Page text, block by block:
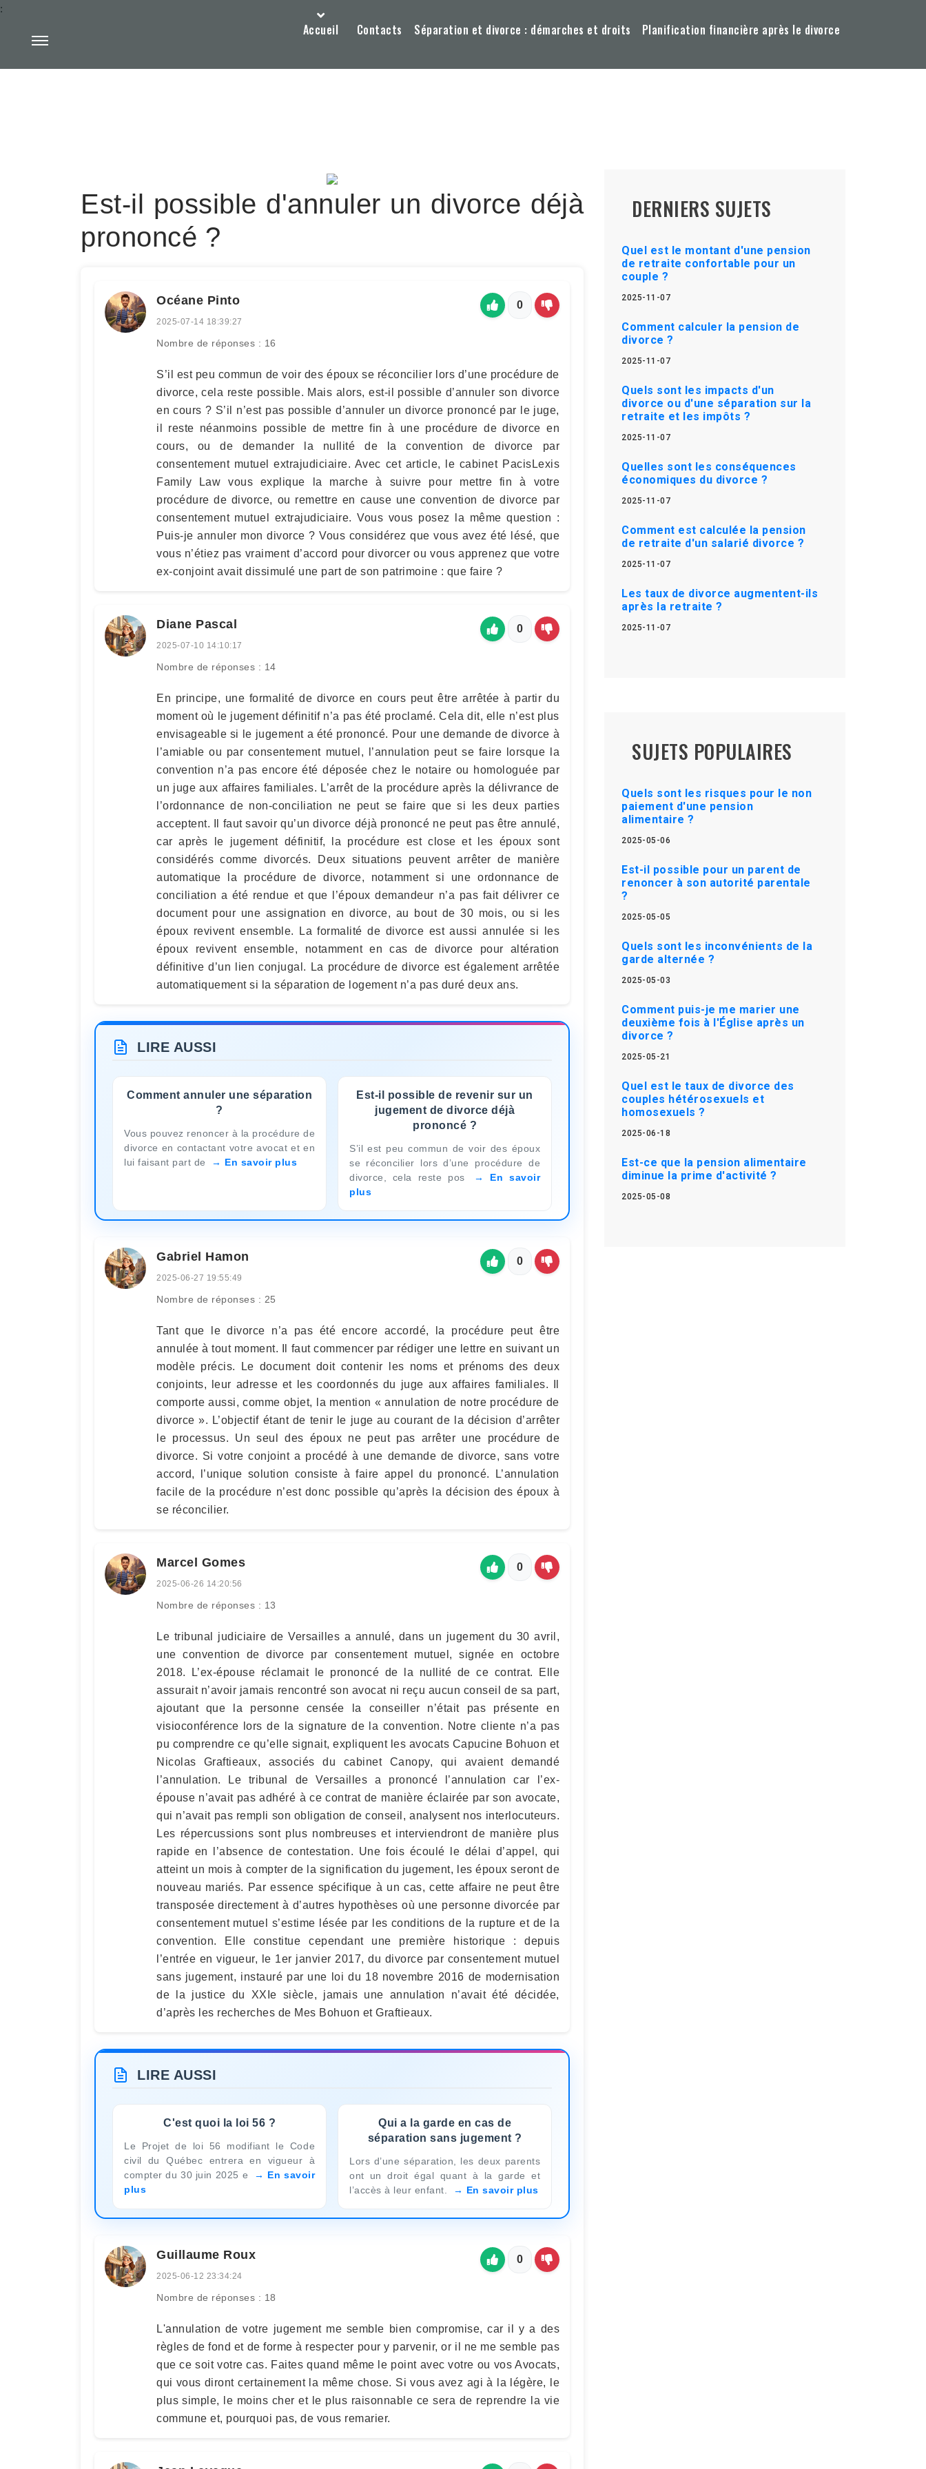
Accueil Contacts Séparation et divorce : démarches et droits Planification financière après le divorce
:
Est-il possible d'annuler un divorce déjà
prononcé ?
Océane Pinto
2025-07-14 18:39:27
Nombre de réponses : 16
0
S’il est peu commun de voir des époux se réconcilier lors d’une procédure de
divorce, cela reste possible. Mais alors, est-il possible d’annuler son divorce
en cours ? S’il n’est pas possible d’annuler un divorce prononcé par le juge,
il reste néanmoins possible de mettre fin à une procédure de divorce en
cours, ou de demander la nullité de la convention de divorce par
consentement mutuel extrajudiciaire. Avec cet article, le cabinet PacisLexis
Family Law vous explique la marche à suivre pour mettre fin à votre
procédure de divorce, ou remettre en cause une convention de divorce par
consentement mutuel extrajudiciaire. Vous vous posez la même question :
Puis-je annuler mon divorce ? Vous considérez que vous avez été lésé, que
vous n’étiez pas vraiment d’accord pour divorcer ou vous apprenez que votre
ex-conjoint avait dissimulé une part de son patrimoine : que faire ?
Diane Pascal
2025-07-10 14:10:17
Nombre de réponses : 14
0
En principe, une formalité de divorce en cours peut être arrêtée à partir du
moment où le jugement définitif n’a pas été proclamé. Cela dit, elle n’est plus
envisageable si le jugement a été prononcé. Pour une demande de divorce à
l’amiable ou par consentement mutuel, l’annulation peut se faire lorsque la
convention n’a pas encore été déposée chez le notaire ou homologuée par
un juge aux affaires familiales. L’arrêt de la procédure après la délivrance de
l’ordonnance de non-conciliation ne peut se faire que si les deux parties
acceptent. Il faut savoir qu’un divorce déjà prononcé ne peut pas être annulé,
car après le jugement définitif, la procédure est close et les époux sont
considérés comme divorcés. Deux situations peuvent arrêter de manière
automatique la procédure de divorce, notamment si une ordonnance de
conciliation a été rendue et que l’époux demandeur n’a pas fait délivrer ce
document pour une assignation en divorce, au bout de 30 mois, ou si les
époux revivent ensemble. La formalité de divorce est aussi annulée si les
époux revivent ensemble, notamment en cas de divorce pour altération
définitive d’un lien conjugal. La procédure de divorce est également arrêtée
automatiquement si la séparation de logement n’a pas duré deux ans.
LIRE AUSSI
Comment annuler une séparation
?
Vous pouvez renoncer à la procédure de
divorce en contactant votre avocat et en
lui faisant part de
En savoir plus
Est-il possible de revenir sur un
jugement de divorce déjà
prononcé ?
S’il est peu commun de voir des époux
se réconcilier lors d’une procédure de
divorce, cela reste pos
En savoir
plus
Gabriel Hamon
2025-06-27 19:55:49
Nombre de réponses : 25
0
Tant que le divorce n’a pas été encore accordé, la procédure peut être
annulée à tout moment. Il faut commencer par rédiger une lettre en suivant un
modèle précis. Le document doit contenir les noms et prénoms des deux
conjoints, leur adresse et les coordonnés du juge aux affaires familiales. Il
comporte aussi, comme objet, la mention « annulation de notre procédure de
divorce ». L’objectif étant de tenir le juge au courant de la décision d’arrêter
le processus. Un seul des époux ne peut pas arrêter une procédure de
divorce. Si votre conjoint a procédé à une demande de divorce, sans votre
accord, l’unique solution consiste à faire appel du prononcé. L’annulation
facile de la procédure n’est donc possible qu’après la décision des époux à
se réconcilier.
Marcel Gomes
2025-06-26 14:20:56
Nombre de réponses : 13
0
Le tribunal judiciaire de Versailles a annulé, dans un jugement du 30 avril,
une convention de divorce par consentement mutuel, signée en octobre
2018. L’ex-épouse réclamait le prononcé de la nullité de ce contrat. Elle
assurait n’avoir jamais rencontré son avocat ni reçu aucun conseil de sa part,
ajoutant que la personne censée la conseiller n’était pas présente en
visioconférence lors de la signature de la convention. Notre cliente n’a pas
pu comprendre ce qu’elle signait, expliquent les avocats Capucine Bohuon et
Nicolas Graftieaux, associés du cabinet Canopy, qui avaient demandé
l’annulation. Le tribunal de Versailles a prononcé l’annulation car l’ex-
épouse n’avait pas adhéré à ce contrat de manière éclairée par son avocate,
qui n’avait pas rempli son obligation de conseil, analysent nos interlocuteurs.
Les répercussions sont plus nombreuses et interviendront de manière plus
rapide en l’absence de contestation. Une fois écoulé le délai d’appel, qui
atteint un mois à compter de la signification du jugement, les époux seront de
nouveau mariés. Par essence spécifique à un cas, cette affaire ne peut être
transposée directement à d’autres hypothèses où une personne divorcée par
consentement mutuel s’estime lésée par les conditions de la rupture et de la
convention. Elle constitue cependant une première historique : depuis
l’entrée en vigueur, le 1er janvier 2017, du divorce par consentement mutuel
sans jugement, instauré par une loi du 18 novembre 2016 de modernisation
de la justice du XXIe siècle, jamais une annulation n’avait été décidée,
d’après les recherches de Mes Bohuon et Graftieaux.
LIRE AUSSI
C'est quoi la loi 56 ?
Le Projet de loi 56 modifiant le Code
civil du Québec entrera en vigueur à
compter du 30 juin 2025 e
En savoir
plus
Qui a la garde en cas de
séparation sans jugement ?
Lors d’une séparation, les deux parents
ont un droit égal quant à la garde et
l’accès à leur enfant.
En savoir plus
Guillaume Roux
2025-06-12 23:34:24
Nombre de réponses : 18
0
L'annulation de votre jugement me semble bien compromise, car il y a des
règles de fond et de forme à respecter pour y parvenir, or il ne me semble pas
que ce soit votre cas. Faites quand même le point avec votre ou vos Avocats,
qui vous diront certainement la même chose. Si vous avez agi à la légère, le
plus simple, le moins cher et le plus raisonnable ce sera de reprendre la vie
commune et, pourquoi pas, de vous remarier.
DERNIERS SUJETS
Quel est le montant d'une pension
de retraite confortable pour un
couple ?
2025-11-07
Comment calculer la pension de
divorce ?
2025-11-07
Quels sont les impacts d'un
divorce ou d'une séparation sur la
retraite et les impôts ?
2025-11-07
Quelles sont les conséquences
économiques du divorce ?
2025-11-07
Comment est calculée la pension
de retraite d'un salarié divorce ?
2025-11-07
Les taux de divorce augmentent-ils
après la retraite ?
2025-11-07
SUJETS POPULAIRES
Quels sont les risques pour le non
paiement d'une pension
alimentaire ?
2025-05-06
Est-il possible pour un parent de
renoncer à son autorité parentale
?
2025-05-05
Quels sont les inconvénients de la
garde alternée ?
2025-05-03
Comment puis-je me marier une
deuxième fois à l'Église après un
divorce ?
2025-05-21
Quel est le taux de divorce des
couples hétérosexuels et
homosexuels ?
2025-06-18
Est-ce que la pension alimentaire
diminue la prime d'activité ?
2025-05-08